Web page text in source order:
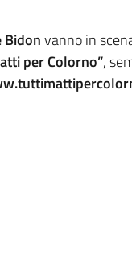
Bidonvanno in
per Colorno”,